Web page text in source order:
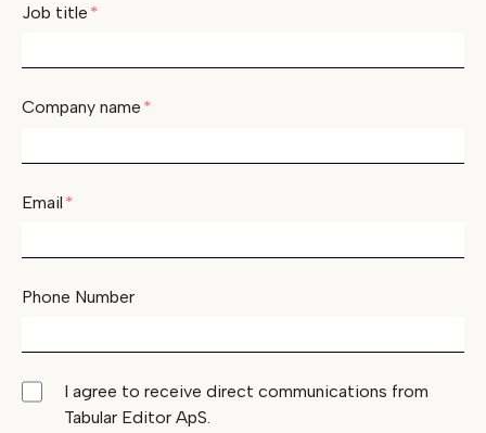
Job title *
Company name *
Email *
Phone Number
I agree to receive direct communications from
Tabular Editor ApS.